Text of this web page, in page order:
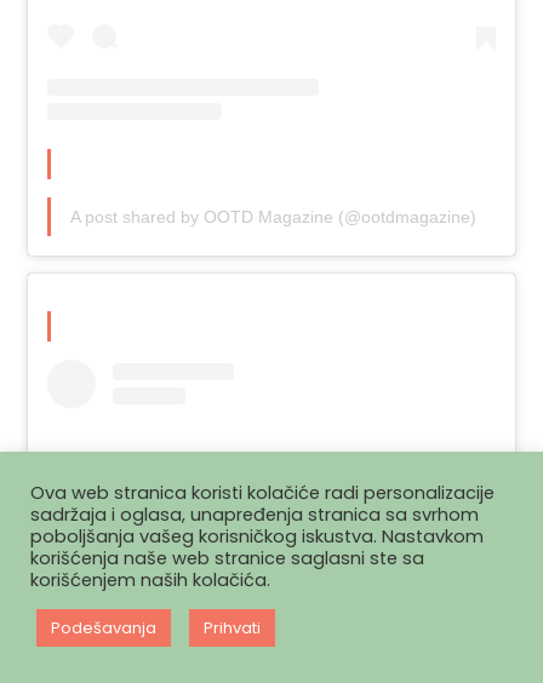
A post shared by OOTD Magazine (@ootdmagazine)
Ova web stranica koristi kolačiće radi personalizacije
sadržaja i oglasa, unapređenja stranica sa svrhom
poboljšanja vašeg korisničkog iskustva. Nastavkom
korišćenja naše web stranice saglasni ste sa
korišćenjem naših kolačića.
Podešavanja Prihvati